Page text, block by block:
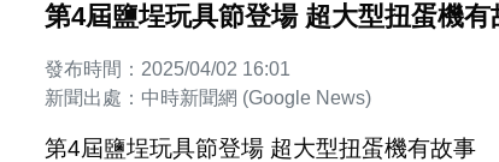
第4屆鹽埕玩具節登場 超大型扭蛋機有
發布時間：2025/04/02 16:01
新聞出處：中時新聞網 (Google News)
第4屆鹽埕玩具節登場 超大型扭蛋機有故事